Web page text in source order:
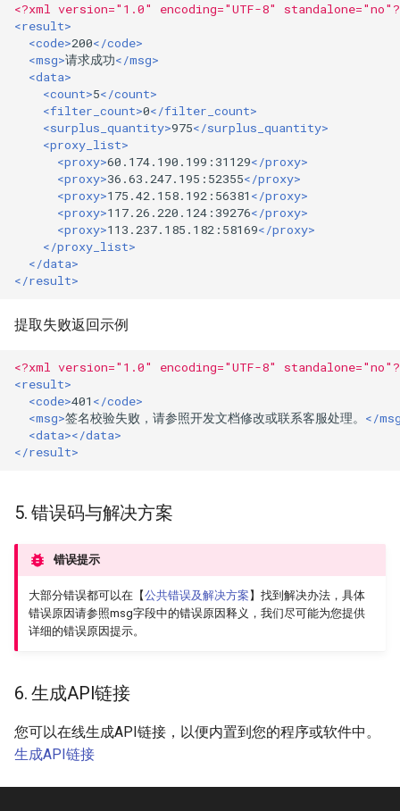
<?xml version="1.0" encoding="UTF-8"
<result>
<code>200</code>
<msg>请求成功</msg>
<data>
<count>5</count>
<filter_count>0</filter_count>
<surplus_quantity>975</surplus_quantity>
<proxy_list>
<proxy>60.174.190.199:31129</proxy>
<proxy>36.63.247.195:52355</proxy>
<proxy>175.42.158.192:56381 </proxy>
<proxy>117.26.220.124:39276</proxy>
<proxy>113.237.185.182:58169</proxy>
</proxy_list>
</data>
</result>
提取失败返回示例
<?xml version="1.0" encoding="UTF-8"
<result>
<code>401 </code>
<msg>签名校验失败，请参照开发文档修改或联系客服处理。 </
<data></data>
</result>
5. 错误码与解决方案
错误提示
大部分错误都可以在【公共错误及解决方案 】找到解决办法，具体
错误原因请参照msg字段中的错误原因释义，我们尽可能为您提供
详细的错误原因提示。
6. 生成API链接
您可以在线生成API链接，以便内置到您的程序或软件中。
生成API链接